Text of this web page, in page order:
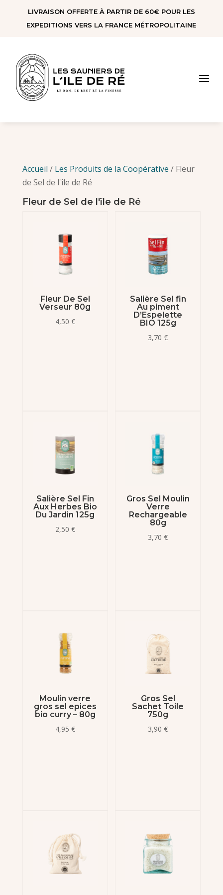
Panneau de gestion des cookies
LIVRAISON OFFERTE À PARTIR DE 60€ POUR LES
EXPEDITIONS VERS LA FRANCE MÉTROPOLITAINE
a
Accueil / Les Produits de la Coopérative / Fleur
de Sel de l'île de Ré
Fleur de Sel de l'île de Ré
Fleur De Sel
Verseur 80g
4,50 €
Salière Sel fin
Au piment
D’Espelette
BIO 125g
3,70€
Salière Sel Fin
Aux Herbes Bio
Du Jardin 125g
2,50 €
Gros Sel Moulin
Verre
Rechargeable
80g
3,70€
Moulin verre
gros sel epices
bio curry – 80g
4,95 €
Gros Sel
Sachet Toile
750g
3,90€